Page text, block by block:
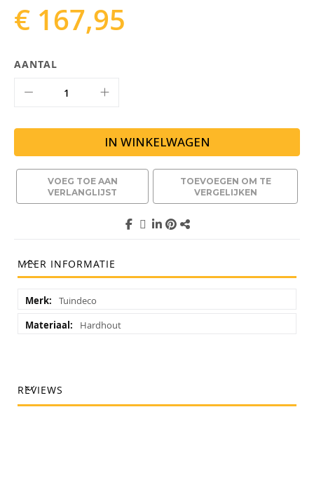
€ 167,95
AANTAL
IN WINKELWAGEN
VOEG TOE AAN
VERLANGLIJST
TOEVOEGEN OM TE
VERGELIJKEN
MEER INFORMATIE
informatie Tuindeco
Hardhout
REVIEWS